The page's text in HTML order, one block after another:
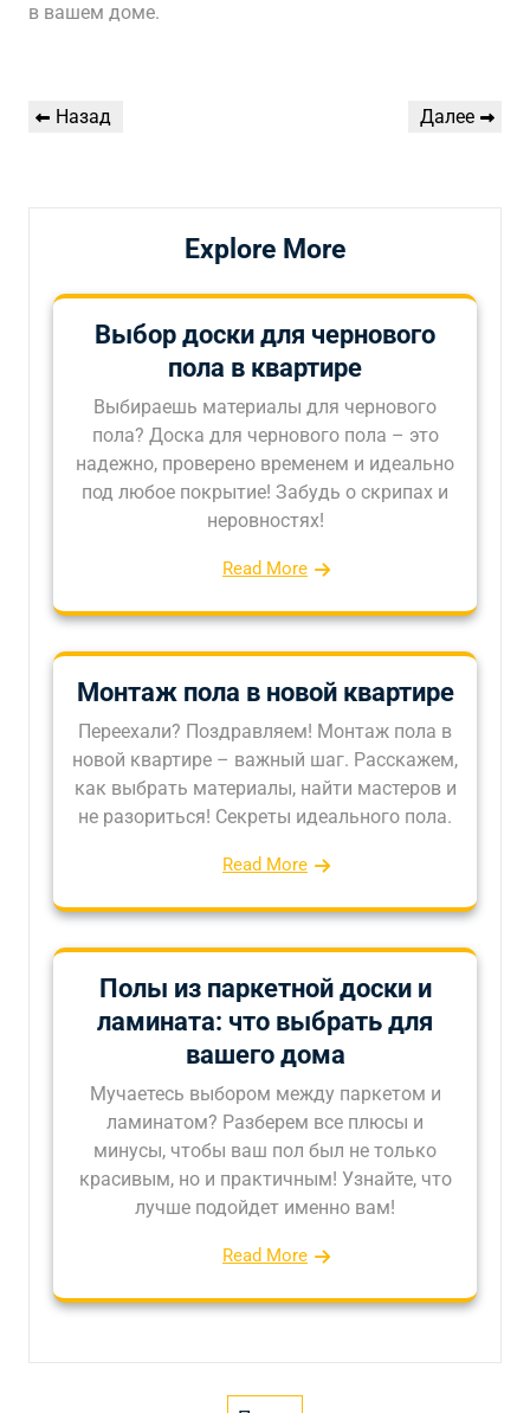
в вашем доме.
Навигация
Предыдущая
Назад
Следующая
Далее
Explore More
Выбор доски для чернового
пола в квартире
Выбираешь материалы для чернового
пола? Доска для чернового пола – это
надежно, проверено временем и идеально
под любое покрытие! Забудь о скрипах и
неровностях!
Read More
Монтаж пола в новой квартире
Переехали? Поздравляем! Монтаж пола в
новой квартире – важный шаг. Расскажем,
как выбрать материалы, найти мастеров и
не разориться! Секреты идеального пола.
Read More
Полы из паркетной доски и
ламината: что выбрать для
вашего дома
Мучаетесь выбором между паркетом и
ламинатом? Разберем все плюсы и
минусы, чтобы ваш пол был не только
красивым, но и практичным! Узнайте, что
лучше подойдет именно вам!
Read More